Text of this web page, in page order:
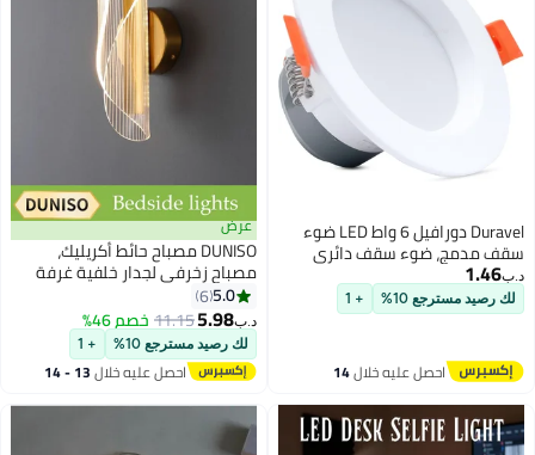
Duravel دورافيل 6 واط LED ضوء
سقف مدمج، ضوء سقف دائري
أبيض 4 بوصة، تركيب بمشبك نابض،
8000 كلفن حديث،
د.ب‏1.46
لك رصيد مسترجع 10% + 1
احصل عليه خلال14
عرض
DUNISO مصباح حائط أكريليك،
مصباح زخرفي لجدار خلفية غرفة
المعيشة، مصباح إبداعي لغرفة
النوم بجانب السرير في بار الإقامة،
مصباح درج فندقي ضوء أبيض
5.0
6
د.ب‏5.98
11.15خصم 46%
لك رصيد مسترجع 10% + 1
احصل عليه خلال 13 - 14